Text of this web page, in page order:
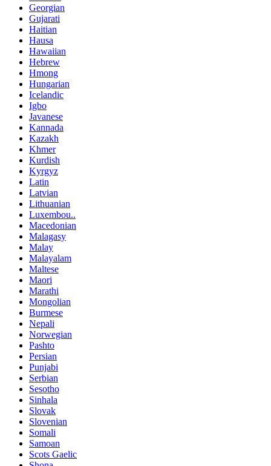
Georgian
Gujarati
Haitian
Hausa
Hawaiian
Hebrew
Hmong
Hungarian
Icelandic
Igbo
Javanese
Kannada
Kazakh
Khmer
Kurdish
Kyrgyz
Latin
Latvian
Lithuanian
Luxembou..
Macedonian
Malagasy
Malay
Malayalam
Maltese
Maori
Marathi
Mongolian
Burmese
Nepali
Norwegian
Pashto
Persian
Punjabi
Serbian
Sesotho
Sinhala
Slovak
Slovenian
Somali
Samoan
Scots Gaelic